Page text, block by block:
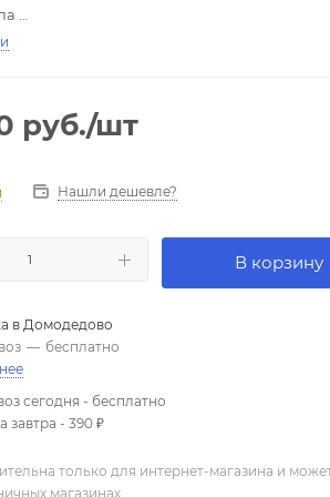
звукоснимателей:
1V/1Т
руб./шт
Нашли дешевле?
В корзину
в Домодедово
— бесплатно
сегодня - бесплатно
завтра - 390 ₽
только для интернет-магазина и
магазинах